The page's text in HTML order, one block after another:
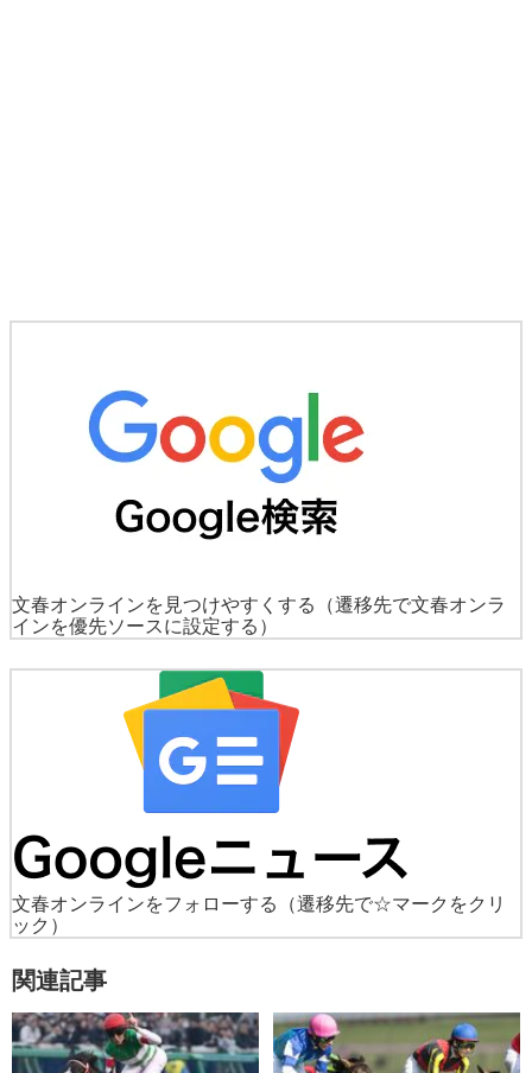
文春オンラインを見つけやすくする
（遷移先で文春オンラ
インを優先ソースに設定する）
文春オンラインをフォローする
（遷移先で☆マークをクリ
ック）
関連記事